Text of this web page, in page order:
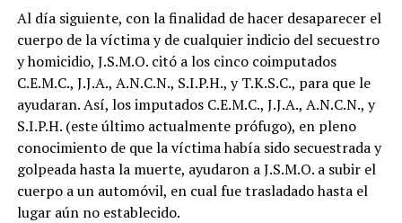
Al día siguiente, con la finalidad de hacer desaparecer el
cuerpo de la víctima y de cualquier indicio del secuestro
y homicidio, J.S.M.O. citó a los cinco coimputados
C.E.M.C., J.J.A., A.N.C.N., S.I.P.H., y T.K.S.C., para que le
ayudaran. Así, los imputados C.E.M.C., J.J.A., A.N.C.N., y
S.I.P.H. (este último actualmente prófugo), en pleno
conocimiento de que la víctima había sido secuestrada y
golpeada hasta la muerte, ayudaron a J.S.M.O. a subir el
cuerpo a un automóvil, en cual fue trasladado hasta el
lugar aún no establecido.